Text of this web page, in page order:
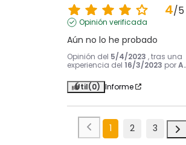
4/5
Opinión verificada
Aún no lo he probado
Opinión del 5/4/2023 , tras una
experiencia del 16/3/2023 por
Útil(0) Informe
1 2 3